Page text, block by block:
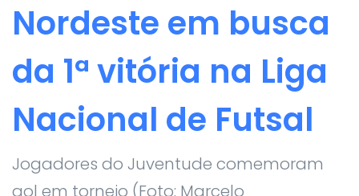
Nordeste em busca
da 1ª vitória na Liga
Nacional de Futsal
Jogadores do Juventude comemoram
gol em torneio (Foto: Marcelo